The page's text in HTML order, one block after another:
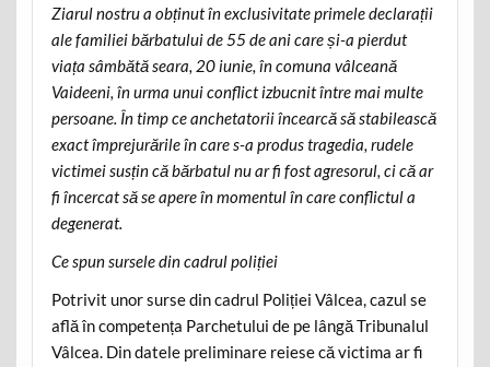
Ziarul nostru a obținut în exclusivitate primele declarații
ale familiei bărbatului de 55 de ani care și-a pierdut
viața sâmbătă seara, 20 iunie, în comuna vâlceană
Vaideeni, în urma unui conflict izbucnit între mai multe
persoane. În timp ce anchetatorii încearcă să stabilească
exact împrejurările în care s-a produs tragedia, rudele
victimei susțin că bărbatul nu ar fi fost agresorul, ci că ar
fi încercat să se apere în momentul în care conflictul a
degenerat.
Ce spun sursele din cadrul poliției
Potrivit unor surse din cadrul Poliției Vâlcea, cazul se
află în competența Parchetului de pe lângă Tribunalul
Vâlcea. Din datele preliminare reiese că victima ar fi